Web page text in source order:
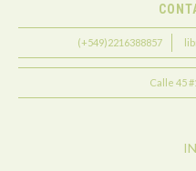
(+549)2216388857
Calle 45